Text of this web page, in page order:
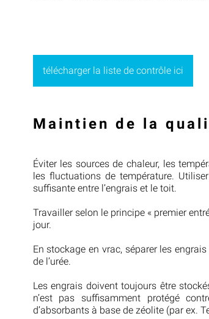
télécharger la liste de contrôle ici
Maintien de la
Éviter les sources de chaleur, les
les fluctuations de température.
suffisante entre l’engrais et le toit.
Travailler selon le principe « premier
jour.
En stockage en vrac, séparer les
de l’urée.
Les engrais doivent toujours être
n’est pas suffisamment protégé
d’absorbants à base de zéolite (par ex.